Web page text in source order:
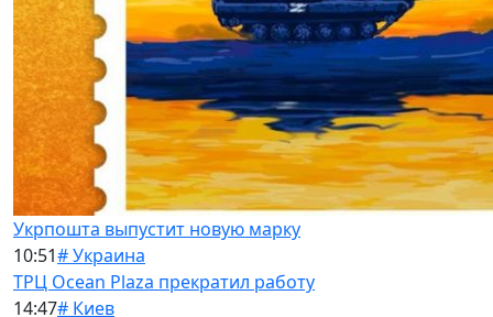
Укрпошта выпустит новую марку
10:51# Украина
ТРЦ Ocean Plaza прекратил работу
14:47# Киев